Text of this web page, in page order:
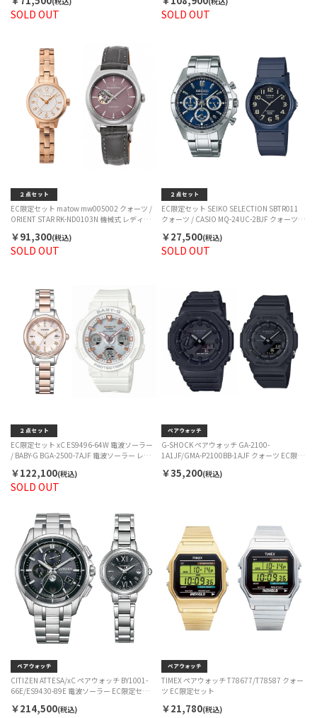
SOLD OUT SOLD OUT
SOLD OUT
EC限定セット matow mw005002 クォーツ /
ORIENT STAR RK-ND0103N 機械式 レディー
￥91,300(税込)
SOLD OUT
EC限定セット SEIKO SELECTION SBTR011
クォーツ / CASIO MQ-24UC-2BJF クォーツ メ
￥27,500(税込)
SOLD OUT
EC限定セット xC ES9496-64W 電波ソーラー
/ BABY-G BGA-2500-7AJF 電波ソーラー レデ
￥122,100(税込)
G-SHOCK ペアウォッチ GA-2100-
1A1JF/GMA-P2100BB-1AJF クォーツ EC限定
￥35,200(税込)
CITIZEN ATTESA/xC ペアウォッチ BY1001-
66E/ES9430-89E 電波ソーラー EC限定セッ
￥214,500(税込)
TIMEX ペアウォッチ T78677/T78587 クォー
ツ EC限定セット
￥21,780(税込)